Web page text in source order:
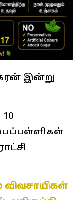
இன்று
விவசாயிகள்